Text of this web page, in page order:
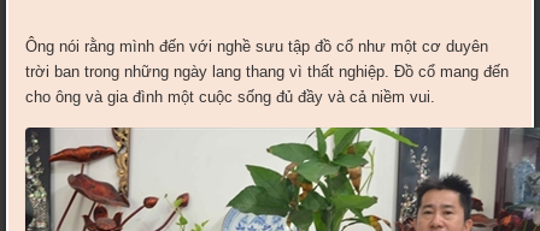
Ông nói rằng mình đến với nghề sưu tập đồ cổ như một cơ duyên
trời ban trong những ngày lang thang vì thất nghiệp. Đồ cổ mang đến
cho ông và gia đình một cuộc sống đủ đầy và cả niềm vui.